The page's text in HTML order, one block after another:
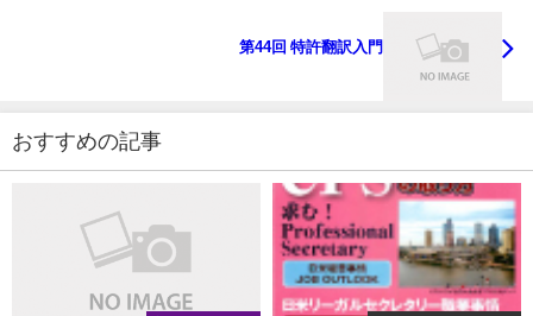
第44回 特許翻訳入門
おすすめの記事